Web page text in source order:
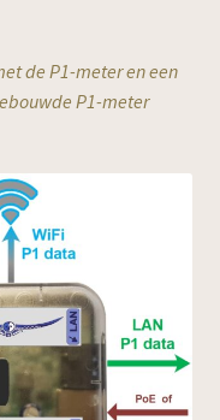
de P1-meter en een
P1-meter